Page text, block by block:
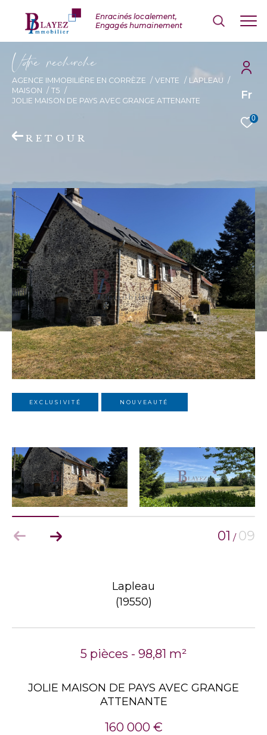
Fr
0
Vore recece
AGENCE IMMOBILIÈRE EN CORRÈZE VENTE
LAPLEAU
MAISON
T5
JOLIE MAISON DE PAYS AVEC GRANGE ATTENANTE
RETOUR
EXCLUSIVITÉ NOUVEAUTÉ
01 / 09
Lapleau
(19550)
5 pièces - 98,81 m²
JOLIE MAISON DE PAYS AVEC GRANGE
ATTENANTE
160 000 €